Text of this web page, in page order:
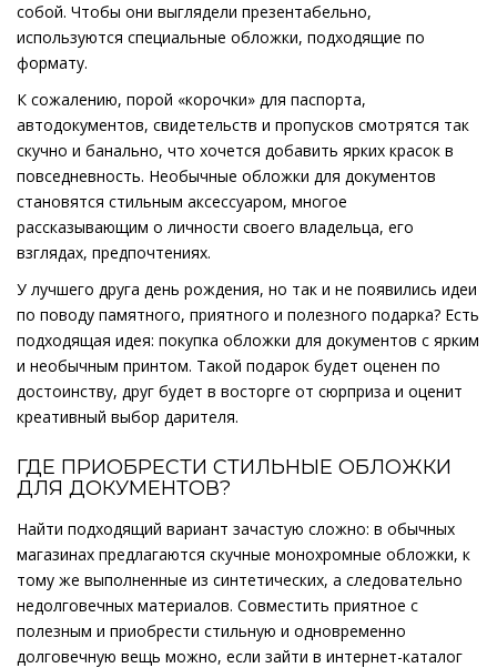
собой. Чтобы они выглядели презентабельно,
используются специальные обложки, подходящие по
формату.
К сожалению, порой «корочки» для паспорта,
автодокументов, свидетельств и пропусков смотрятся так
скучно и банально, что хочется добавить ярких красок в
повседневность. Необычные обложки для документов
становятся стильным аксессуаром, многое
рассказывающим о личности своего владельца, его
взглядах, предпочтениях.
У лучшего друга день рождения, но так и не появились идеи
по поводу памятного, приятного и полезного подарка? Есть
подходящая идея: покупка обложки для документов с ярким
и необычным принтом. Такой подарок будет оценен по
достоинству, друг будет в восторге от сюрприза и оценит
креативный выбор дарителя.
ГДЕ ПРИОБРЕСТИ СТИЛЬНЫЕ ОБЛОЖКИ
ДЛЯ ДОКУМЕНТОВ?
Найти подходящий вариант зачастую сложно: в обычных
магазинах предлагаются скучные монохромные обложки, к
тому же выполненные из синтетических, а следовательно
недолговечных материалов. Совместить приятное с
полезным и приобрести стильную и одновременно
долговечную вещь можно, если зайти в интернет-каталог